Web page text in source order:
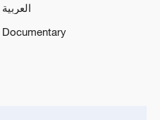
العربية
Documentary